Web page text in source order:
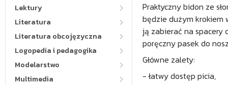
Lektury
Literatura
Literatura obcojęzyczna
Logopedia i pedagogika
Modelarstwo
Multimedia
Praktyczny bidon ze
będzie dużym krokiem
ją zabierać na spacery
poręczny pasek do
Główne zalety:
- łatwy dostęp picia,